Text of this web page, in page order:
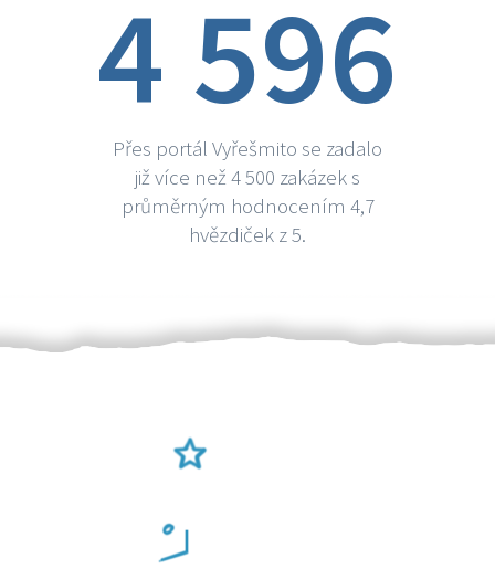
4 596
Přes portál Vyřešmito se zadalo
již více než 4 500 zakázek s
průměrným hodnocením 4,7
hvězdiček z 5.